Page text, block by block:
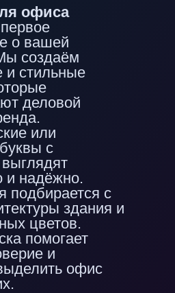
офиса
о вашей
создаём
и стильные
деловой
или
с
и надёжно.
подбирается с
здания и
цветов.
помогает
и
офис